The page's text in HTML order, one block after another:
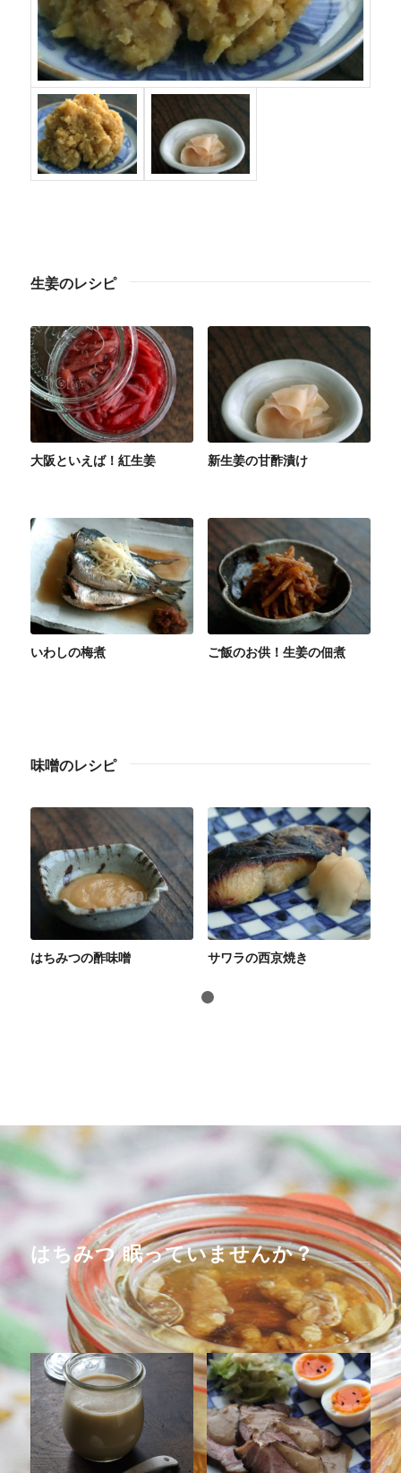
生姜のレシピ
大阪といえば！紅生姜 新生姜の甘酢漬け
いわしの梅煮 ご飯のお供！生姜の佃煮
味噌のレシピ
はちみつの酢味噌 サワラの西京焼き
はちみつ 眠っていませんか？